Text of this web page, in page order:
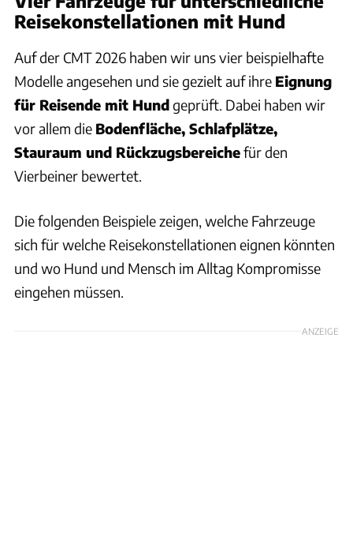
Reisekonstellationen mit Hund
Auf der CMT 2026 haben wir uns vier beispielhafte
Modelle angesehen und sie gezielt auf ihre Eignung
für Reisende mit Hundgeprüft. Dabei haben wir
vor allem die Bodenfläche, Schlafplätze,
Stauraum und Rückzugsbereichefür den
Vierbeiner bewertet.
Die folgenden Beispiele zeigen, welche Fahrzeuge
sich für welche Reisekonstellationen eignen könnten
und wo Hund und Mensch im Alltag Kompromisse
eingehen müssen.
ANZEIGE